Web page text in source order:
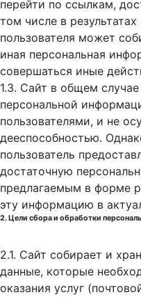
перейти по ссылкам,
том числе в
пользователя может
иная персональная
совершаться иные
1.3. Сайт в общем
персональной
пользователями, и не
дееспособностью.
пользователь
достаточную
предлагаемым в форме
эту информацию в
2. Цели сбора и обработки
2.1. Сайт собирает и
данные, которые
оказания услуг